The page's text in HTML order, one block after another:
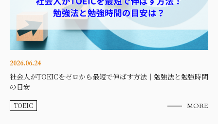
2026.06.24
社会人がTOEICをゼロから最短で伸ばす方法｜勉強法と勉強時間
の目安
TOEIC MORE